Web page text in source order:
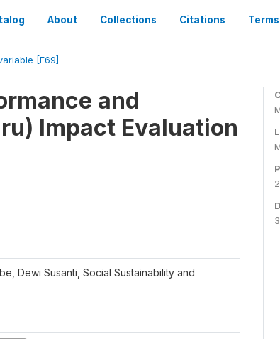
About Collections Citations
[F69]
and
Impact Evaluation
Dewi Susanti, Social Sustainability and